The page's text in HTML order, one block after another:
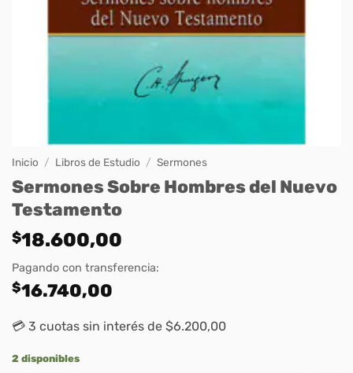
Inicio / Libros de Estudio / Sermones
Sermones Sobre Hombres del Nuevo
Testamento
$18.600,00
Pagando con transferencia:
$16.740,00
💳 3 cuotas sin interés de $6.200,00
2 disponibles